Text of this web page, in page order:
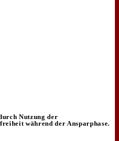
Nutzung der
während der Ansparphase.